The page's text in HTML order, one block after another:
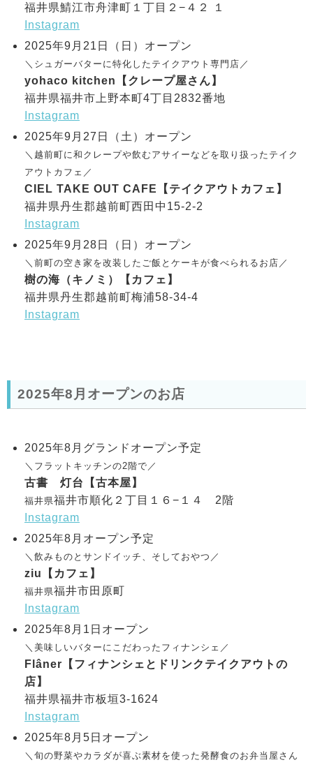
福井県鯖江市舟津町１丁目２−４２ １
Instagram
2025年9月21日（日）オープン
＼シュガーバターに特化したテイクアウト専門店／
yohaco kitchen【クレープ屋さん】
福井県福井市上野本町4丁目2832番地
Instagram
2025年9月27日（土）オープン
＼越前町に和クレープや飲むアサイーなどを取り扱ったテイク
アウトカフェ／
CIEL TAKE OUT CAFE【テイクアウトカフェ】
福井県丹生郡越前町西田中15-2-2
Instagram
2025年9月28日（日）オープン
＼前町の空き家を改装したご飯とケーキが食べられるお店／
樹の海（キノミ）【カフェ】
福井県丹生郡越前町梅浦58-34-4
Instagram
2025年8月オープンのお店
2025年8月グランドオープン予定
＼フラットキッチンの2階で／
古書 灯台【古本屋】
福井県福井市順化２丁目１６−１４ 2階
Instagram
2025年8月オープン予定
＼飲みものとサンドイッチ、そしておやつ／
ziu【カフェ】
福井県福井市田原町
Instagram
2025年8月1日オープン
＼美味しいバターにこだわったフィナンシェ／
Flâner【フィナンシェとドリンクテイクアウトの
店】
福井県福井市板垣3-1624
Instagram
2025年8月5日オープン
＼旬の野菜やカラダが喜ぶ素材を使った発酵食のお弁当屋さん